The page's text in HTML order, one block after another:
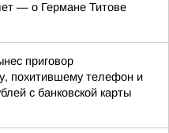
— о Германе Титове
приговор
похитившему телефон и
с банковской карты